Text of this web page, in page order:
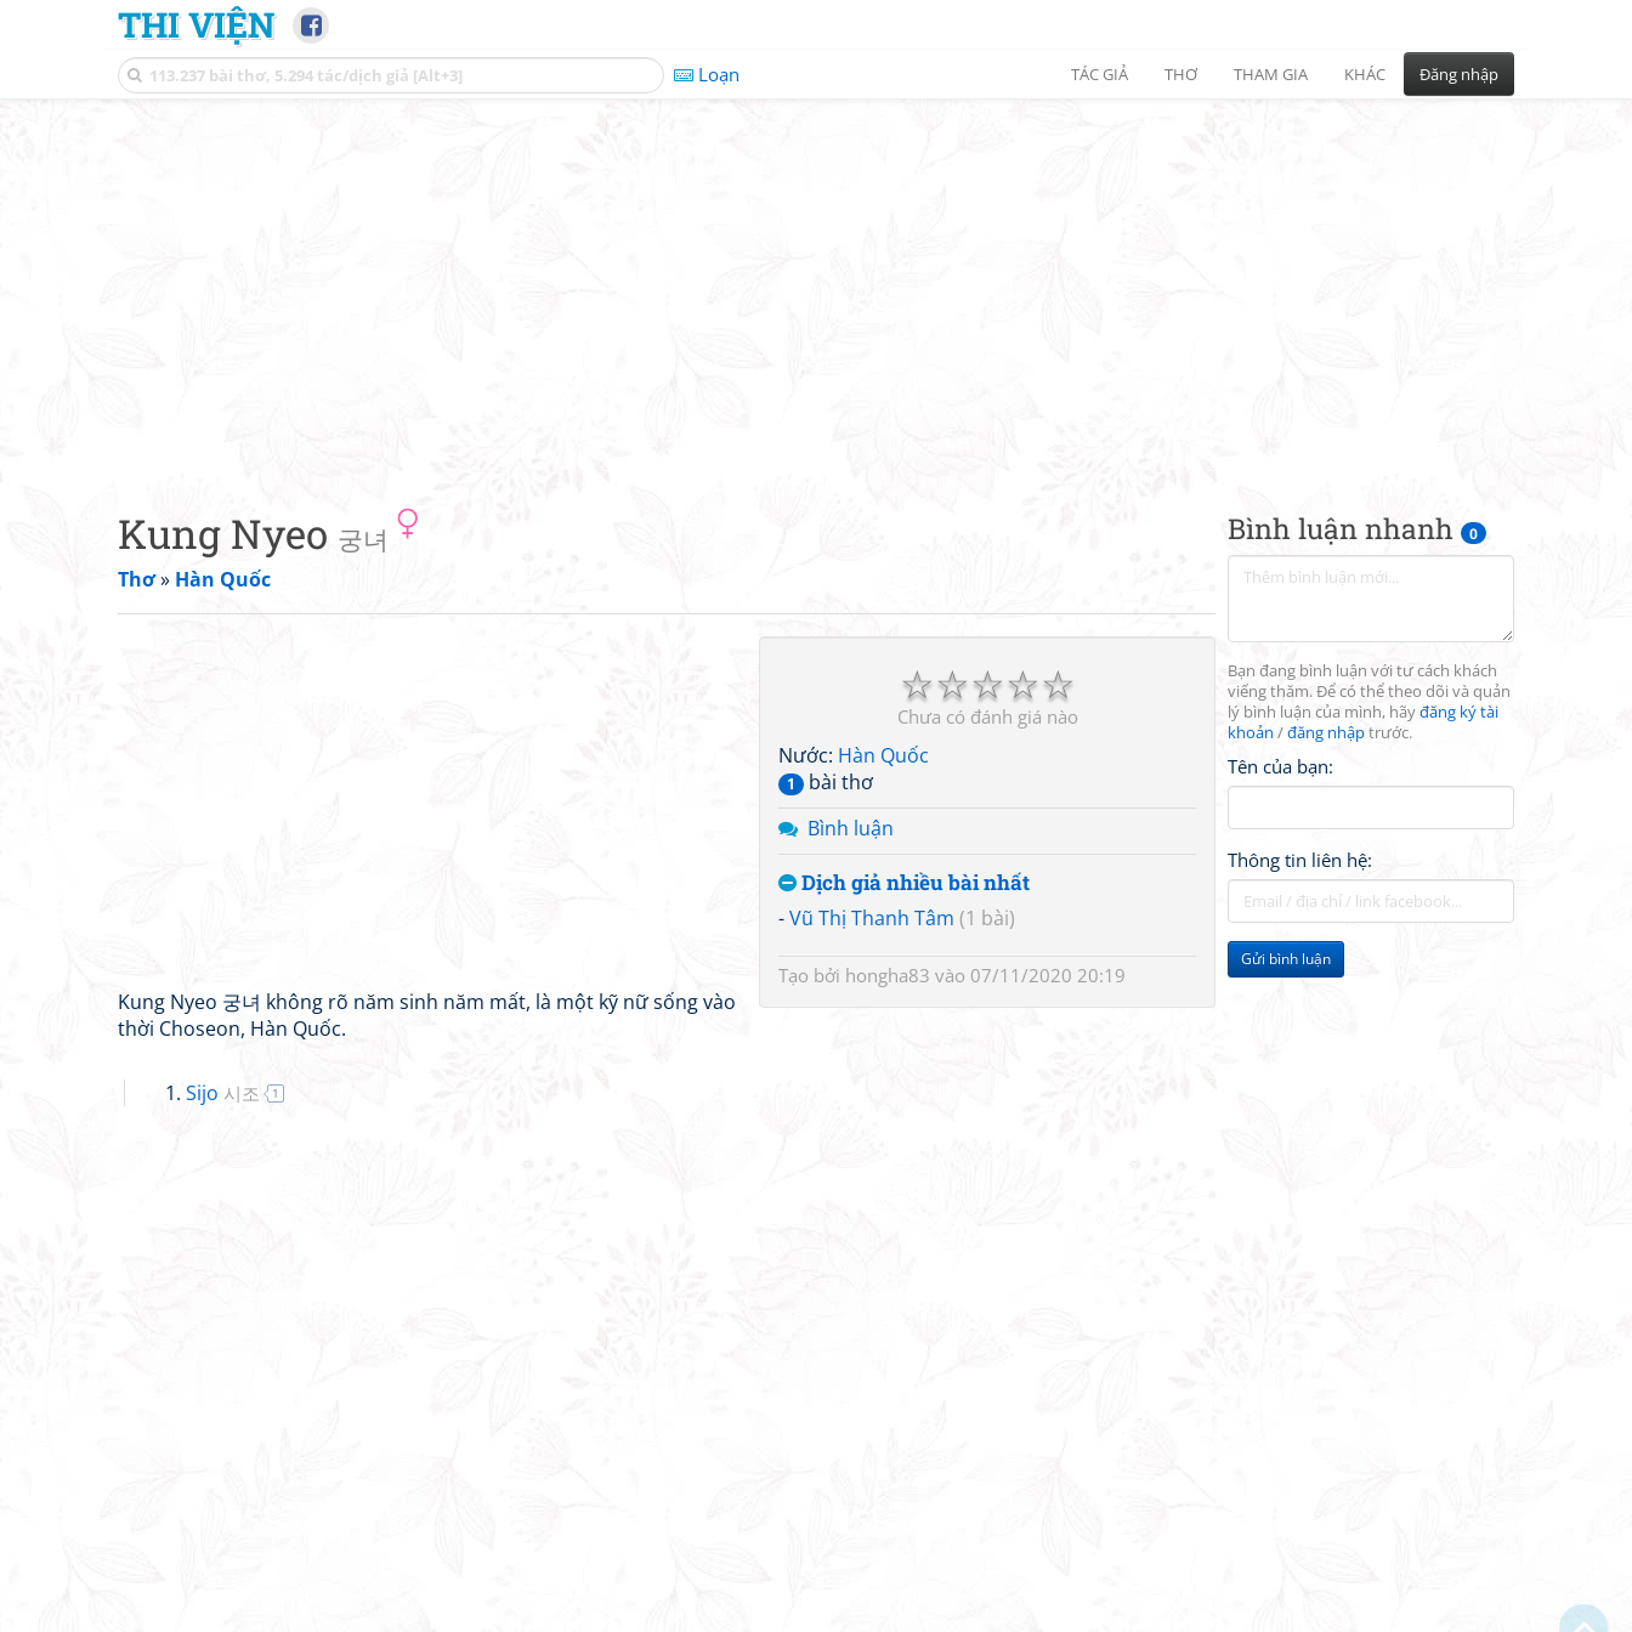
THI VIỆN
Loạn TÁC GIẢ THƠ THAM GIA KHÁC Đăng nhập
Bình luận nhanh 0
Bạn đang bình luận với tư cách khách
viếng thăm. Để có thể theo dõi và quản
lý bình luận của mình, hãyđăng ký tài
khoản /đăng nhậptrước.
Tên của bạn:
Thông tin liên hệ:
Gửi bình luận
Kung Nyeo 궁녀
Thơ» Hàn Quốc
☆
☆
☆
☆
☆
Chưa có đánh giá nào
Nước: Hàn Quốc
1
bài thơ
Bình luận
Dịch giả nhiều bài nhất
-Vũ Thị Thanh Tâm (1 bài)
Tạo bởi hongha83 vào 07/11/2020 20:19
Kung Nyeo 궁녀 không rõ năm sinh năm mất, là một kỹ nữ sống vào
thời Choseon, Hàn Quốc.
Sijo 시조 1